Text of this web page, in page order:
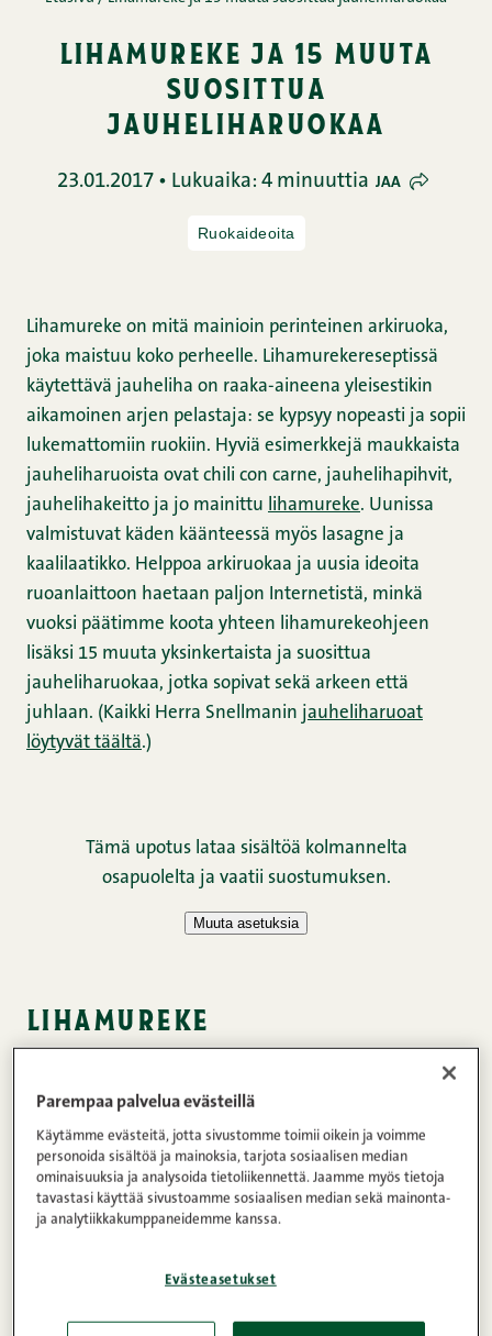
lihamureke ja 15 muuta
suosittua
jauheliharuokaa
23.01.2017 • Lukuaika: 4 minuuttia JAA
Ruokaideoita
Lihamureke on mitä mainioin perinteinen arkiruoka,
joka maistuu koko perheelle. Lihamurekereseptissä
käytettävä jauheliha on raaka-aineena yleisestikin
aikamoinen arjen pelastaja: se kypsyy nopeasti ja sopii
lukemattomiin ruokiin. Hyviä esimerkkejä maukkaista
jauheliharuoista ovat chili con carne, jauhelihapihvit,
jauhelihakeitto ja jo mainittu lihamureke. Uunissa
valmistuvat käden käänteessä myös lasagne ja
kaalilaatikko. Helppoa arkiruokaa ja uusia ideoita
ruoanlaittoon haetaan paljon Internetistä, minkä
vuoksi päätimme koota yhteen lihamurekeohjeen
lisäksi 15 muuta yksinkertaista ja suosittua
jauheliharuokaa, jotka sopivat sekä arkeen että
juhlaan. (Kaikki Herra Snellmanin jauheliharuoat
löytyvät täältä.)
lihamureke
on vaivaton koko perheen ruokalaji, jota
on helppo tuunata oman maun mukaan: kun
perinteisellä lihamurekeohjeella tehtyyn taikinaan
esimerkiksi Snellmanin Ylikypsää pekonia, valmistuu
siitä mitä maukkain lihamureke! Pekoni nimittäin
estää jauhelihamureketta kuivumasta liikaa
kermaviilistä, mutta me Snellmanilla tykkäämme
Parempaa palvelua evästeillä
Käytämme evästeitä, jotta sivustomme toimii oikein ja voimme
personoida sisältöä ja mainoksia, tarjota sosiaalisen median
ominaisuuksia ja analysoida tietoliikennettä. Jaamme myös tietoja
tavastasi käyttää sivustoamme sosiaalisen median sekä mainonta-
ja analytiikkakumppaneidemme kanssa.
Evästeasetukset